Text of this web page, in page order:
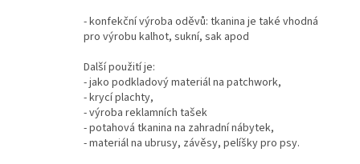
- konfekční výroba oděvů: tkanina je také vhodná
pro výrobu kalhot, sukní, sak apod
Další použití je:
- jako podkladový materiál na patchwork,
- krycí plachty,
- výroba reklamních tašek
- potahová tkanina na zahradní nábytek,
- materiál na ubrusy, závěsy, pelíšky pro psy.